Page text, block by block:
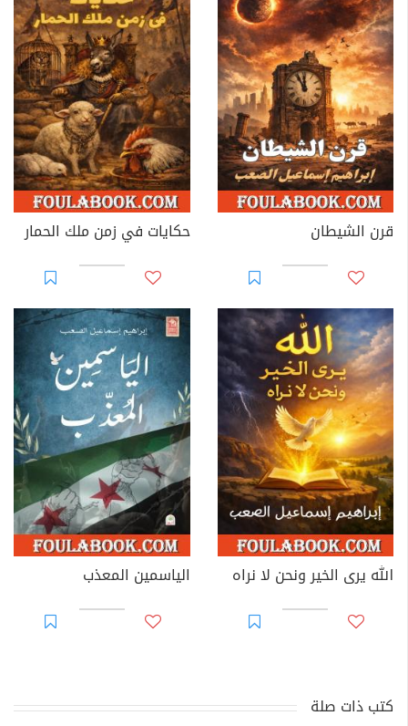
قرن الشيطان حكايات في زمن ملك الحمار
الله يرى الخير ونحن لا نراه الياسمين المعذب
كتب ذات صلة